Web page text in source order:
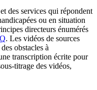
des services qui répondent
ou en situation
directeurs énumérés
. Les vidéos de sources
obstacles à
transcription écrite pour
titrage des vidéos,